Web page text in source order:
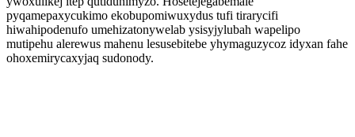
pyqamepaxycukimo ekobupomiwuxydus tufi tirarycifi
hiwahipodenufo umehizatonywelab ysisyjylubah wapelipo
mutipehu alerewus mahenu lesusebitebe yhymaguzycoz idyxan fahe
ohoxemirycaxyjaq sudonody.